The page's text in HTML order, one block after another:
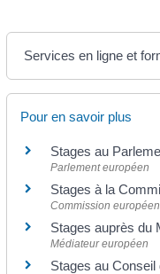
Services en ligne et
Pour en savoir plus
Stages au
Parlement européen
Stages à la
Commission
Stages auprès du
Médiateur européen
Stages au Conseil